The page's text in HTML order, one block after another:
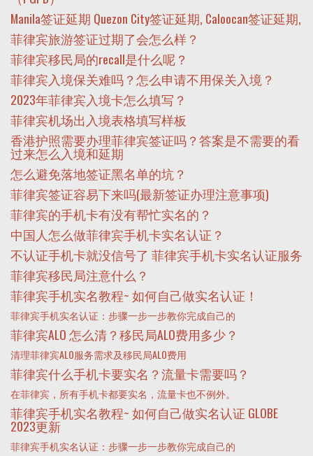
Manila签证延期 Quezon City签证延期, Caloocan签证延期,
菲律宾旅游签证过期了会怎么样？
菲律宾移民局的recall是什么呢？
菲律宾入境保关难吗？怎么申请不用保关入境？
2023年菲律宾入境卡怎么填写？
菲律宾机场出入境表格填写样板
香港护照需要办理菲律宾签证吗？答案是不需要的看
过来怎么入境和延期
怎么避免落地签证黑名单的坑？
菲律宾签证容易下来吗(最新签证办理注意事项)
菲律宾的手机卡有没有帮忙实名的？
中国人怎么做菲律宾手机卡实名认证？
不认证手机卡就没信号了 菲律宾手机卡实名认证服务
菲律宾移民局注意什么？
菲律宾手机实名教程~ 如何自己做实名认证！
菲律宾手机实名认证：步骤一步一步教你完成自己的
菲律宾ALO 怎么清？移民局ALO费用多少？
清理菲律宾ALO服务需求及移民局ALO费用
菲律宾什么手机卡要实名？流量卡需要吗？
在菲律宾，所有手机卡都要实名，流量卡也不例外。
菲律宾手机实名教程~ 如何自己做实名认证 GLOBE
2023更新
菲律宾手机实名认证：步骤一步一步教你完成自己的